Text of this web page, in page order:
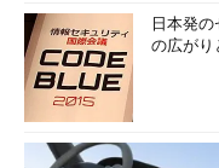
日本発
の広がり